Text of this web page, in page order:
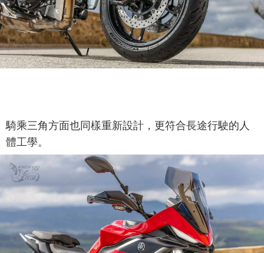
騎乘三角方面也同樣重新設計，更符合長途行駛的人
體工學。